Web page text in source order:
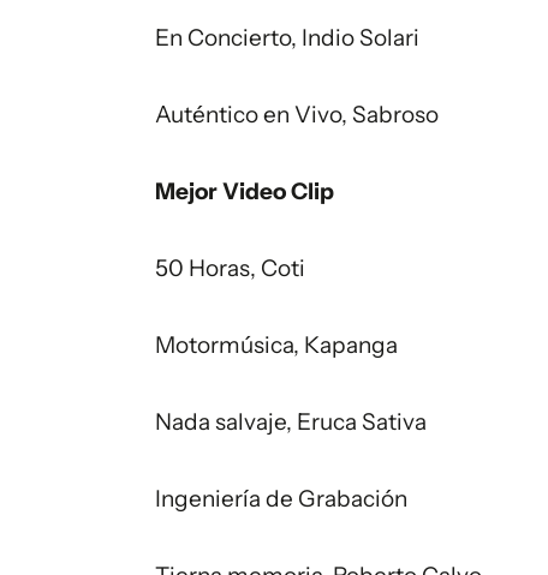
En Concierto, Indio Solari
Auténtico en Vivo, Sabroso
Mejor Video Clip
50 Horas, Coti
Motormúsica, Kapanga
Nada salvaje, Eruca Sativa
Ingeniería de Grabación